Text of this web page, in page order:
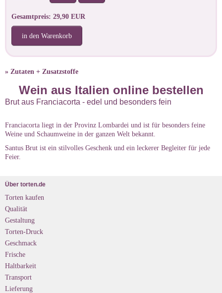
Gesamtpreis: 29,90 EUR
in den Warenkorb
» Zutaten + Zusatzstoffe
Wein aus Italien online bestellen
Brut aus Franciacorta - edel und besonders fein
Franciacorta liegt in der Provinz Lombardei und ist für besonders feine
Weine und Schaumweine in der ganzen Welt bekannt.
Santus Brut ist ein stilvolles Geschenk und ein leckerer Begleiter für jede
Feier.
Über torten.de
Torten kaufen
Qualität
Gestaltung
Torten-Druck
Geschmack
Frische
Haltbarkeit
Transport
Lieferung